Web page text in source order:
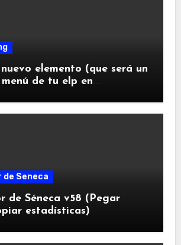
elemento (que será un
de tu elp en
de Seneca
de Séneca v58 (Pegar
estadísticas)